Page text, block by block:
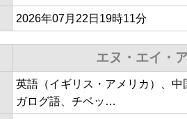
2026年07月22日19時11分
エヌ・エイ・
英語（イギリス・アメリカ）、
ガログ語、チベッ…